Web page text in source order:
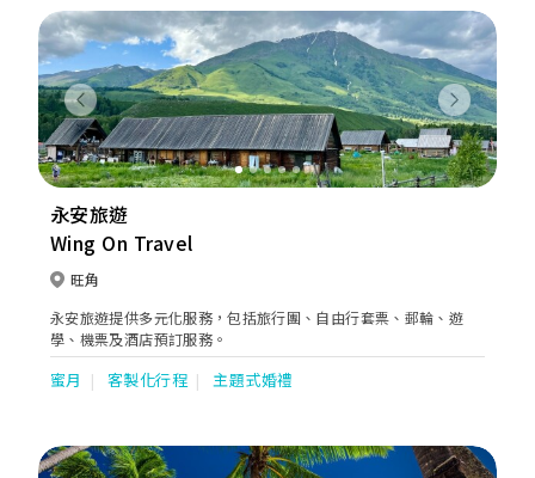
月假期。
Previous Next
永安旅遊
Wing On Travel
旺角
永安旅遊提供多元化服務，包括旅行團、自由行套票、郵輪、遊
學、機票及酒店預訂服務。
蜜月 客製化行程 主題式婚禮